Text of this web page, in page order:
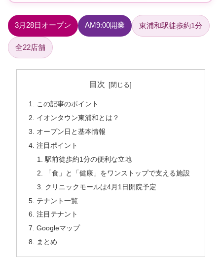
3月28日オープン AM9:00開業 東浦和駅徒歩約1分
全22店舗
目次
この記事のポイント
イオンタウン東浦和とは？
オープン日と基本情報
注目ポイント
駅前徒歩約1分の便利な立地
「食」と「健康」をワンストップで支える施設
クリニックモールは4月1日開院予定
テナント一覧
注目テナント
Googleマップ
まとめ